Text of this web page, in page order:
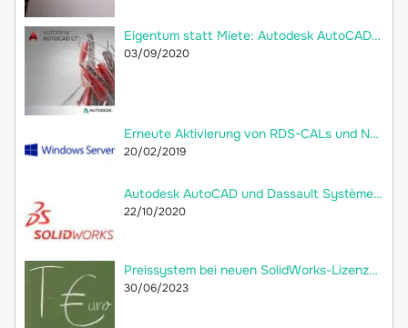
Eigentum statt Miete: Autodesk AutoCAD LT 2018 jetzt als Dauerlizenz bei 2ndsoft kaufen!
03/09/2020
Erneute Aktivierung von RDS-CALs und Neuerstellung der Remotedesktop-Lizenzdatenbank
20/02/2019
Autodesk AutoCAD und Dassault Systèmes SolidWorks: Welche Unterschiede gibt es?
22/10/2020
Preissystem bei neuen SolidWorks-Lizenzen: versteckte Preiserhöhung
30/06/2023